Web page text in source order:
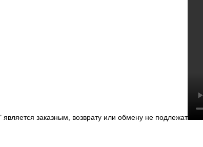
заказным, возврату или обмену не подлежат